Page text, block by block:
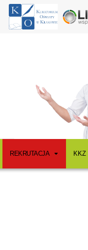
REKRUTACJA KKZ